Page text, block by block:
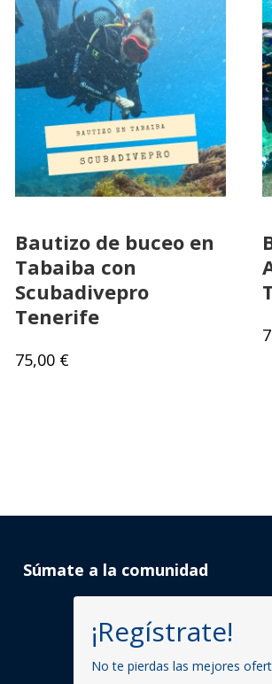
Bautizo de buceo en
Tabaiba con
Scubadivepro
Tenerife
75,00 €
Súmate a la comunidad
¡Regístrate!
No te pierdas las mejores